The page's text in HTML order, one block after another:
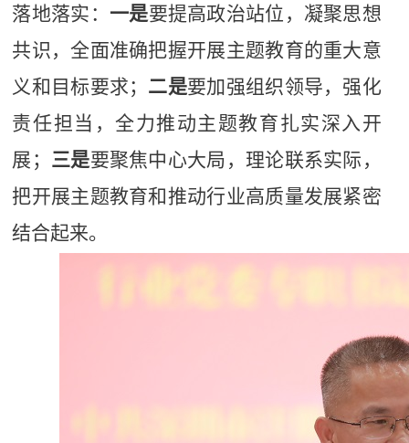
落地落实 ： 一是要提高政治站位，凝聚思想
共识，全面准确把握开展主题教育的重大意
义和目标要求； 二是要加强组织领导，强化
责任担当，全力推动主题教育扎实深入开
展； 三是要聚焦中心大局，理论联系实际，
把开展主题教育和推动行业高质量发展紧密
结合起来。